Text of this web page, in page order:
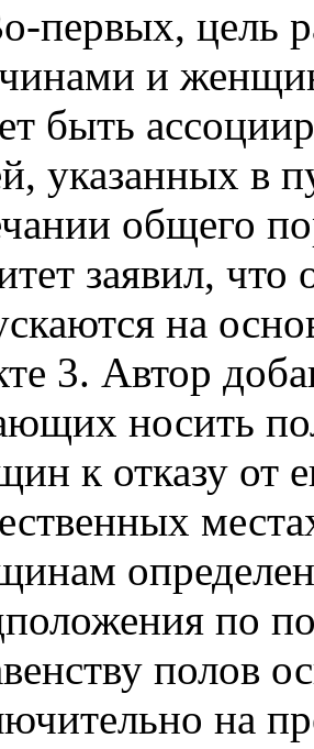
первых, цель
и
быть
указанных в
общего
заявил, что
на
3. Автор
носить
к отказу от
по
полов
на